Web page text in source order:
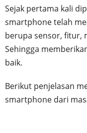
Sejak pertama kali
smartphone telah
berupa sensor, fitur,
Sehingga
baik.
Berikut penjelasan
smartphone dari